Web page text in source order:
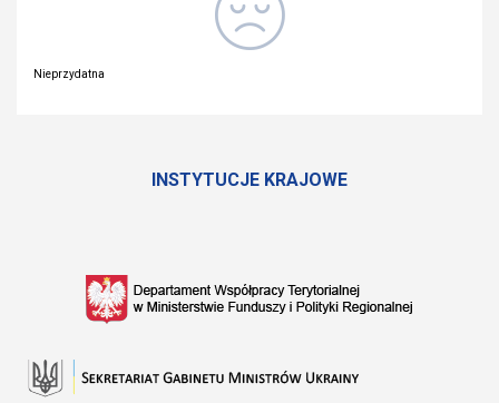
Nieprzydatna
INSTYTUCJE KRAJOWE